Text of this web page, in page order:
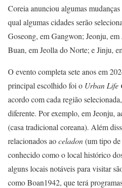
Coreia anunciou algumas
qual algumas cidades serão
Goseong, em Gangwon; Jeonju,
Buan, em Jeolla do Norte; e Jinju,
O evento completa sete anos em
principal escolhido foi o Urban Life
acordo com cada região
diferente. Por exemplo, em Jeonju,
(casa tradicional coreana). Além
relacionados aoceladon(um tipo
conhecido como o local histórico
alguns locais notáveis para visitar
como Boan1942, que terá